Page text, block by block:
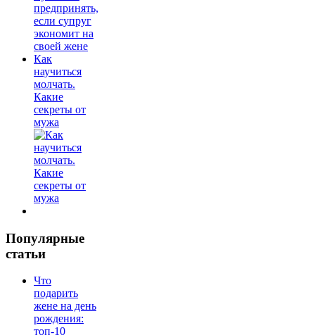
Как
научиться
молчать.
Какие
секреты от
мужа
Популярные
статьи
Что
подарить
жене на день
рождения:
топ-10